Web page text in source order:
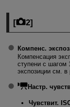
[ 2]
Компенс.
Компенсация
ступени с шагом
экспозиции см. в
Настр.
Чувствит.